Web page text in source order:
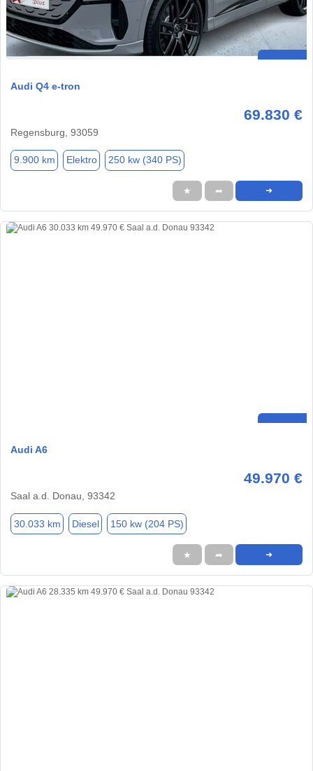
Audi Q4 e-tron
69.830 €
Regensburg, 93059
9.900 km Elektro 250 kw (340 PS)
★ ➦ ➜
Audi A6
49.970 €
Saal a.d. Donau, 93342
30.033 km Diesel 150 kw (204 PS)
★ ➦ ➜